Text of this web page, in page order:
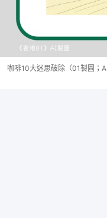
咖啡10大迷思破除（01製圖；AI